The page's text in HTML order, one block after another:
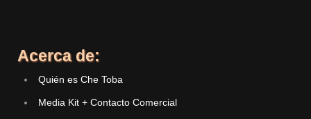
Acerca de:
Quién es Che Toba
Media Kit + Contacto Comercial